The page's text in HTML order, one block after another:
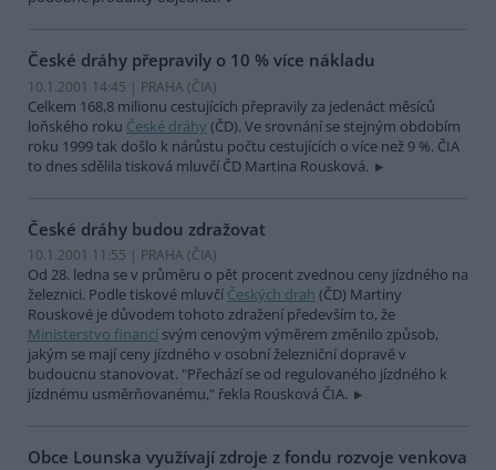
České dráhy přepravily o 10 % více nákladu
10.1.2001 14:45 | PRAHA (ČIA)
Celkem 168,8 milionu cestujících přepravily za jedenáct měsíců
loňského roku České dráhy (ČD). Ve srovnání se stejným obdobím
roku 1999 tak došlo k nárůstu počtu cestujících o více než 9 %. ČIA
to dnes sdělila tisková mluvčí ČD Martina Rousková.
České dráhy budou zdražovat
10.1.2001 11:55 | PRAHA (ČIA)
Od 28. ledna se v průměru o pět procent zvednou ceny jízdného na
železnici. Podle tiskové mluvčí Českých drah (ČD) Martiny
Rouskové je důvodem tohoto zdražení především to, že
Ministerstvo financí svým cenovým výměrem změnilo způsob,
jakým se mají ceny jízdného v osobní železniční dopravě v
budoucnu stanovovat. "Přechází se od regulovaného jízdného k
jízdnému usměrňovanému," řekla Rousková ČIA.
Obce Lounska využívají zdroje z fondu rozvoje venkova